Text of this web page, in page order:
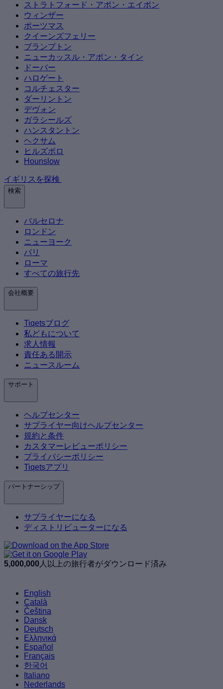
ストラトフォード・アポン・エイボン
ウィンザー
ポーツマス
クイーンズフェリー
ブランプトン
ニューカッスル・アポン・タイン
ドーバー
ハロゲート
コルチェスター
ダーリントン
デヴォン
ガラシールズ
ハンスタントン
ヘクサム
ヒルズボロ
Hounslow
イギリスを探検
検索
バルセロナ
ロンドン
ニューヨーク
パリ
ローマ
すべての旅行先
会社概要
Tiqetsブログ
私どもについて
求人情報
責任ある開示
ニュースルーム
サポート
ヘルプセンター
サプライヤー向けヘルプセンター
規約と条件
カスタマーレビューポリシー
プライバシーポリシー
Tiqetsアプリ
パートナーシップ
サプライヤーになる
ディストリビューターになる
5,000,000 人以上の旅行者がダウンロード済み
English
Català
Čeština
Dansk
Deutsch
Ελληνικά
Español
Français
한국어
Italiano
Nederlands